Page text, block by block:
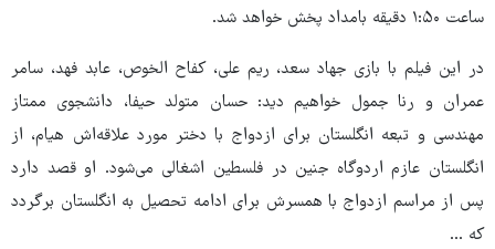
ساعت ۱:۵۰ دقیقه بامداد پخش خواهد شد.
در این فیلم با بازی جهاد سعد، ریم علی، کفاح الخوص، عابد فهد، سامر
عمران و رنا جمول خواهیم دید: حسان متولد حیفا، دانشجوی ممتاز
مهندسی و تبعه انگلستان برای ازدواج با دختر مورد علاقه‌اش هیام، از
انگلستان عازم اردوگاه جنین در فلسطین اشغالی می‌شود. او قصد دارد
پس از مراسم ازدواج با همسرش برای ادامه تحصیل به انگلستان برگردد
که ...